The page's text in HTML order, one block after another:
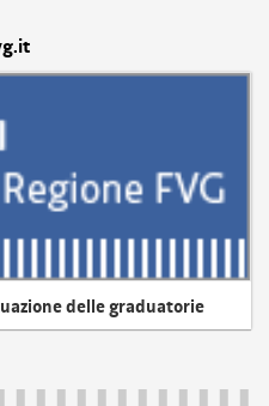
delle graduatorie